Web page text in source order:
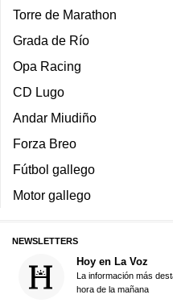
Torre de Marathon
Grada de Río
Opa Racing
CD Lugo
Andar Miudiño
Forza Breo
Fútbol gallego
Motor gallego
NEWSLETTERS
Hoy en La Voz
La información más
hora de la mañana